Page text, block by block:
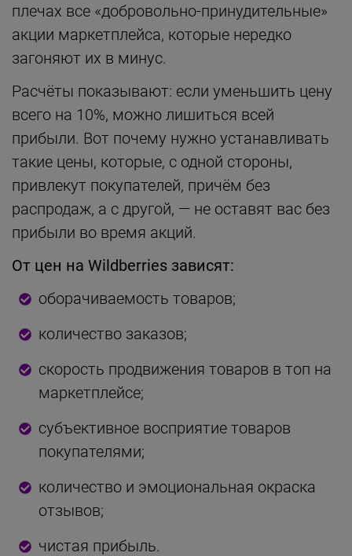
плечах все «добровольно-принудительные»
акции маркетплейса, которые нередко
загоняют их в минус.
Расчёты показывают: если уменьшить цену
всего на 10%, можно лишиться всей
прибыли. Вот почему нужно устанавливать
такие цены, которые, с одной стороны,
привлекут покупателей, причём без
распродаж, а с другой, — не оставят вас без
прибыли во время акций.
От цен на Wildberries зависят:
оборачиваемость товаров;
количество заказов;
скорость продвижения товаров в топ на
маркетплейсе;
субъективное восприятие товаров
покупателями;
количество и эмоциональная окраска
отзывов;
чистая прибыль.